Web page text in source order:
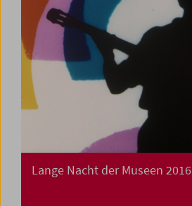
Lange Nacht der Museen 2016